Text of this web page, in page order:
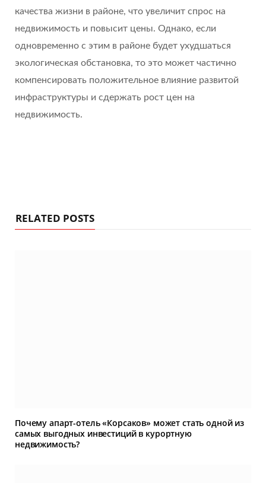
качества жизни в районе, что увеличит спрос на
недвижимость и повысит цены. Однако, если
одновременно с этим в районе будет ухудшаться
экологическая обстановка, то это может частично
компенсировать положительное влияние развитой
инфраструктуры и сдержать рост цен на
недвижимость.
RELATED POSTS
Почему апарт-отель «Корсаков» может стать одной из
самых выгодных инвестиций в курортную
недвижимость?